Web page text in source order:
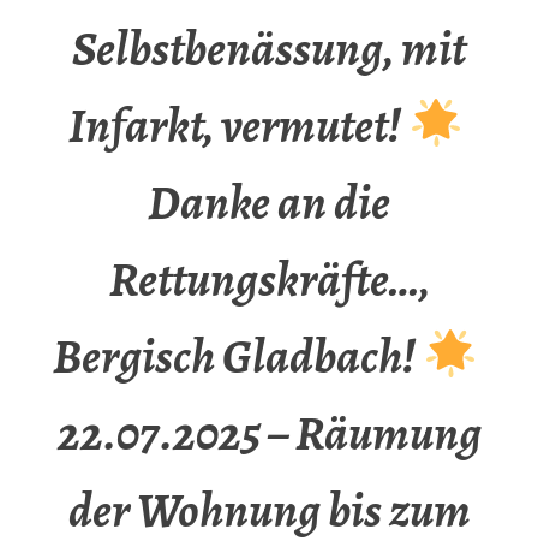
Selbstbenässung, mit
Infarkt, vermutet!
Danke an die
Rettungskräfte…,
Bergisch Gladbach!
22.07.2025 – Räumung
der Wohnung bis zum